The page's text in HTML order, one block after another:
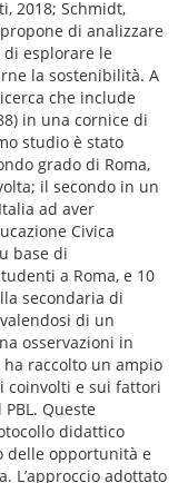
2018; Schmidt,
di analizzare
esplorare le
la sostenibilità. A
che include
in una cornice di
studio è stato
grado di Roma,
il secondo in un
ad aver
Civica
base di
a Roma, e 10
secondaria di
di un
osservazioni in
raccolto un ampio
coinvolti e sui fattori
Queste
didattico
delle opportunità e
L’approccio adottato